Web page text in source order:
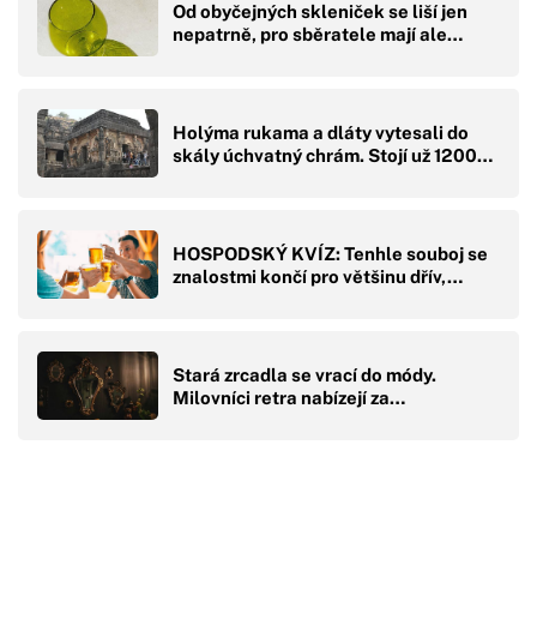
Od obyčejných skleniček se liší jen
nepatrně, pro sběratele mají ale…
Holýma rukama a dláty vytesali do
skály úchvatný chrám. Stojí už 1200…
HOSPODSKÝ KVÍZ: Tenhle souboj se
znalostmi končí pro většinu dřív,…
Stará zrcadla se vrací do módy.
Milovníci retra nabízejí za…